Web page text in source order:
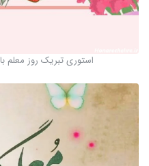
استوری تبریک روز معلم با ۱۷ متن و عکس زیبا و جدید